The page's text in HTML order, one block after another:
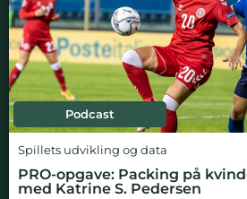
Podcast
Spillets udvikling og data
PRO-opgave: Packing på
med Katrine S. Pedersen